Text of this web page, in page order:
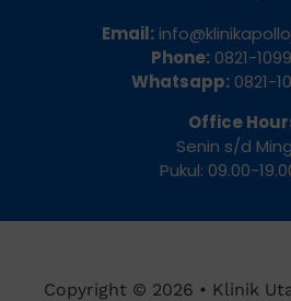
Email:
Phone:0821-
Office
Senin s/d